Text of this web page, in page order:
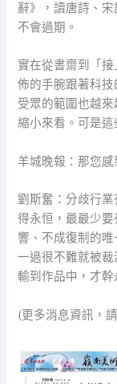
辭》，讀唐詩、
不會過期。
實在從書齋到「
佈的手腕跟著科
受眾的範圍也越
縮小來看。可是
羊城晚報：那您
劉斯奮：分歧行
得永恒，最最少
響、不成復制的
一過很不難就被
輸到作品中，才幹
(更多消息資訊，